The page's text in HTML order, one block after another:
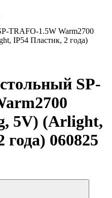
TRAFO-1.5W Warm2700
IP54 Пластик, 2 года)
SP-
5V) (Arlight,
060825